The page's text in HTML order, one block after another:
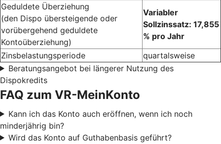
Geduldete Überziehung
(den Dispo übersteigende oder
vorübergehend geduldete
Kontoüberziehung)
Variabler
Sollzinssatz: 17,855
% pro Jahr
Zinsbelastungsperiode
quartalsweise
Beratungsangebot bei längerer Nutzung des
Dispokredits
FAQ zum VR-MeinKonto
Kann ich das Konto auch eröffnen, wenn ich noch
minderjährig bin?
Wird das Konto auf Guthabenbasis geführt?